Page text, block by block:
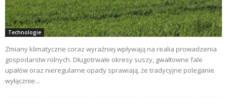
Technologie
Zmiany klimatyczne coraz wyraźniej wpływają na realia prowadzenia
gospodarstw rolnych. Długotrwałe okresy suszy, gwałtowne fale
upałów oraz nieregularne opady sprawiają, że tradycyjne poleganie
wyłącznie...